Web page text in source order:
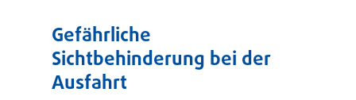
Gefährliche
Sichtbehinderung bei der
Ausfahrt